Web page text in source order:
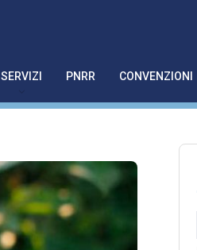
SERVIZI PNRR CONVENZIONI